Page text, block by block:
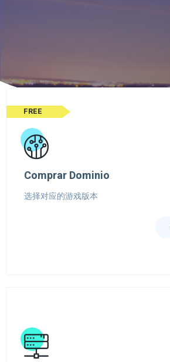
FREE
Comprar Dominio
选择对应的游戏版本